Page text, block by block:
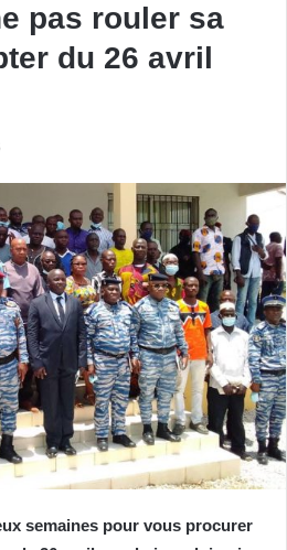
pas rouler sa
du 26 avril
semaines pour vous procurer